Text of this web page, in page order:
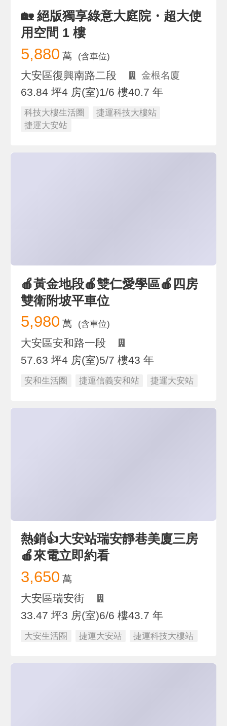
🏡 絕版獨享綠意大庭院・超大使
用空間 1 樓
5,880 萬 (含車位)
大安區復興南路二段 金根名廈
63.84 坪4 房(室)1/6 樓40.7 年
科技大樓生活圈
捷運科技大樓站
捷運大安站
🍎黃金地段🍎雙仁愛學區🍎四房
雙衛附坡平車位
5,980 萬 (含車位)
大安區安和路一段
57.63 坪4 房(室)5/7 樓43 年
安和生活圈 捷運信義安和站 捷運大安站
熱銷👍大安站瑞安靜巷美廈三房
🍎來電立即約看
3,650 萬
大安區瑞安街
33.47 坪3 房(室)6/6 樓43.7 年
大安生活圈 捷運大安站 捷運科技大樓站